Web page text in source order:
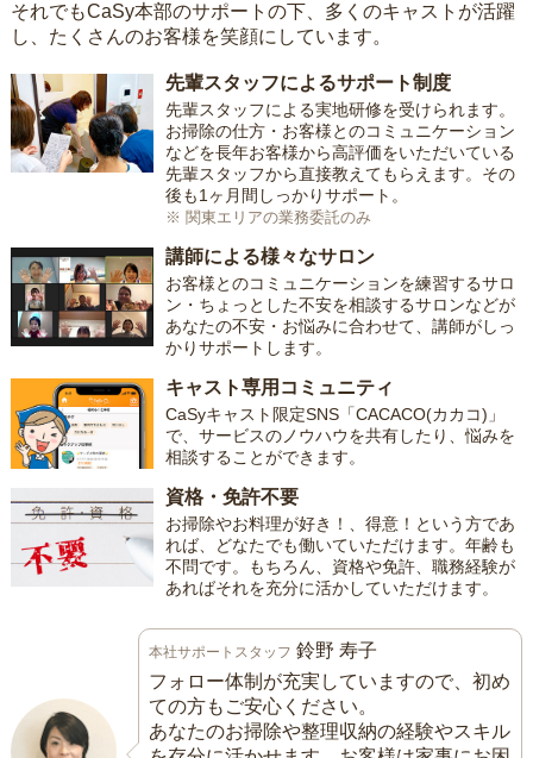
それでもCaSy本部のサポートの下、多くのキャストが活躍
し、たくさんのお客様を笑顔にしています。
先輩スタッフによるサポート制度
先輩スタッフによる実地研修を受けられます。
お掃除の仕方・お客様とのコミュニケーション
などを長年お客様から高評価をいただいている
先輩スタッフから直接教えてもらえます。その
後も1ヶ月間しっかりサポート。
※ 関東エリアの業務委託のみ
講師による様々なサロン
お客様とのコミュニケーションを練習するサロ
ン・ちょっとした不安を相談するサロンなどが
あなたの不安・お悩みに合わせて、講師がしっ
かりサポートします。
キャスト専用コミュニティ
CaSyキャスト限定SNS「CACACO(カカコ)」
で、サービスのノウハウを共有したり、悩みを
相談することができます。
資格・免許不要
お掃除やお料理が好き！、得意！という方であ
れば、どなたでも働いていただけます。年齢も
不問です。もちろん、資格や免許、職務経験が
あればそれを充分に活かしていただけます。
本社サポートスタッフ 鈴野 寿子
フォロー体制が充実していますので、初め
ての方もご安心ください。
あなたのお掃除や整理収納の経験やスキル